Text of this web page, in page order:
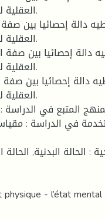
العقلية
العقلية
العقلية
العقلية
المتبع في
في الدراسة :
: الحالة البدنية,
physique - l’état